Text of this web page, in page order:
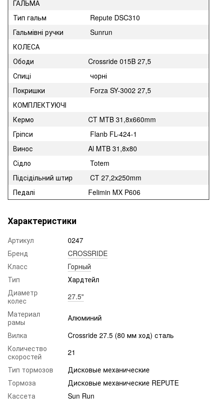
ГАЛЬМА
Тип гальм
Repute DSC310
Гальмівні ручки
Sunrun
КОЛЕСА
Ободи
Crossride 015B 27,5
Спиці
чорні
Покришки
Forza SY-3002 27,5
КОМПЛЕКТУЮЧІ
Кермо
CT MTB 31,8x660mm
Гріпси
Flanb FL-424-1
Винос
Al MTB 31,8x80
Сідло
Totem
Підсідільний штир
CT 27,2x250mm
Педалі
Felimin MX P606
Характеристики
Артикул
0247
Бренд
CROSSRIDE
Класс
Горный
Тип
Хардтейл
Диаметр
колес
27.5"
Материал
рамы
Алюминий
Вилка
Crossride 27.5 (80 мм ход) сталь
Количество
скоростей
21
Тип тормозов
Дисковые механические
Тормоза
Дисковые механические REPUTE
Кассета
Sun Run